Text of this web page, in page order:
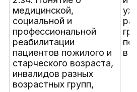
медицинской,
социальной и
профессиональной
реабилитации
пациентов пожилого и
старческого возраста,
инвалидов разных
возрастных групп,
по
в